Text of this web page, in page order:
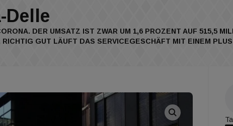
Delle
DER UMSATZ IST ZWAR UM 1,6 PROZENT AUF 515,5
GUT LÄUFT DAS SERVICEGESCHÄFT MIT EINEM